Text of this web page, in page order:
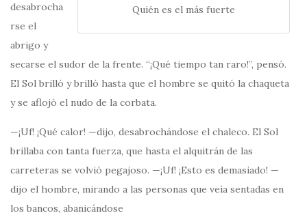
Quién es el más fuerte
desabrocha
rse el
abrigo y
secarse el sudor de la frente. “¡Qué tiempo tan raro!”, pensó.
El Sol brilló y brilló hasta que el hombre se quitó la chaqueta
y se aflojó el nudo de la corbata.
—¡Uf! ¡Qué calor! —dijo, desabrochándose el chaleco. El Sol
brillaba con tanta fuerza, que hasta el alquitrán de las
carreteras se volvió pegajoso. —¡Uf! ¡Esto es demasiado! —
dijo el hombre, mirando a las personas que veía sentadas en
los bancos, abanicándose